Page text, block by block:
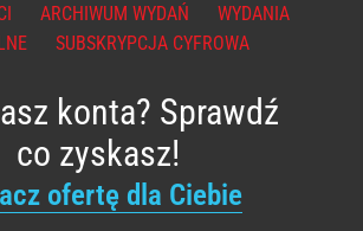
ARCHIWUM WYDAŃ
WYDANIA
SUBSKRYPCJA CYFROWA
konta? Sprawdź
co zyskasz!
ofertę dla Ciebie